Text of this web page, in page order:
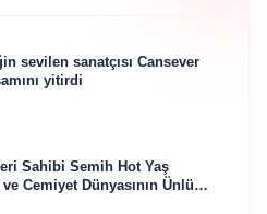
sevilen sanatçısı Cansever
yitirdi
Sahibi Semih Hot Yaş
Cemiyet Dünyasının Ünlü